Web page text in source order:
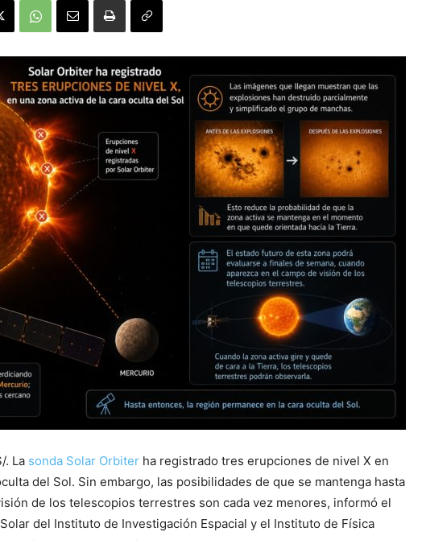
. La sonda Solar Orbiter ha registrado tres erupciones de nivel X en
del Sol. Sin embargo, las posibilidades de que se mantenga hasta
de los telescopios terrestres son cada vez menores, informó el
del Instituto de Investigación Espacial y el Instituto de Física